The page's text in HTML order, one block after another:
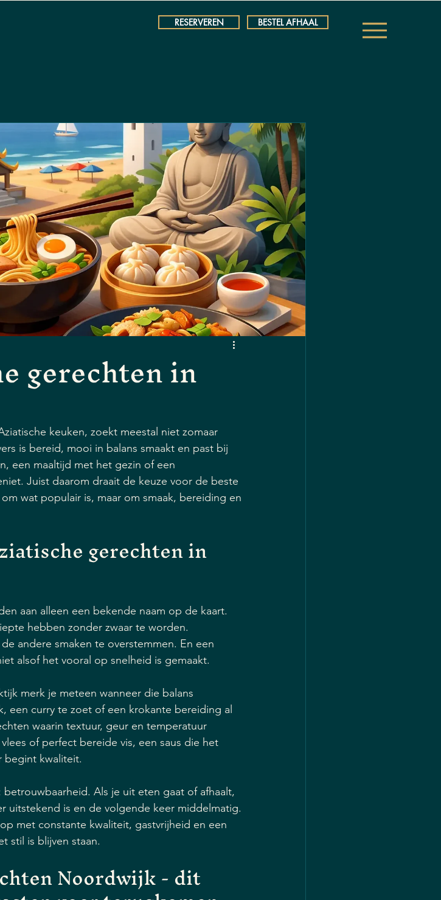
RESERVEREN BESTEL AFHAAL
gerechten in
keuken, zoekt meestal niet zomaar
is bereid, mooi in balans smaakt en past bij
een maaltijd met het gezin of een
Juist daarom draait de keuze voor de beste
wat populair is, maar om smaak, bereiding en
gerechten in
aan alleen een bekende naam op de kaart.
hebben zonder zwaar te worden.
andere smaken te overstemmen. En een
alsof het vooral op snelheid is gemaakt.
merk je meteen wanneer die balans
een curry te zoet of een krokante bereiding al
waarin textuur, geur en temperatuur
of perfect bereide vis, een saus die het
begint kwaliteit.
Als je uit eten gaat of afhaalt,
uitstekend is en de volgende keer middelmatig.
met constante kwaliteit, gastvrijheid en een
stil is blijven staan.
Noordwijk - dit